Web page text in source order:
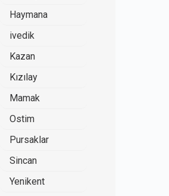
Haymana
ivedik
Kazan
Kızılay
Mamak
Ostim
Pursaklar
Sincan
Yenikent